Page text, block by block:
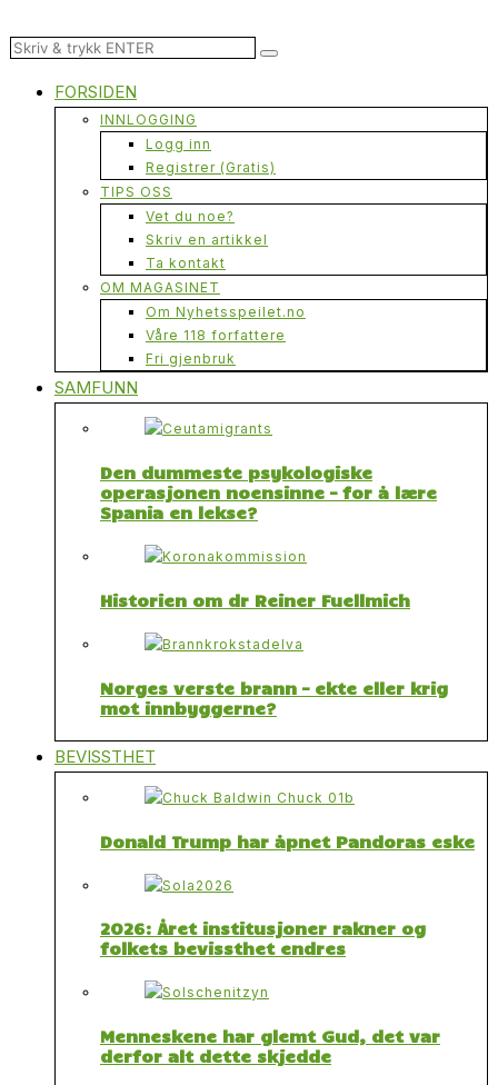
FORSIDEN
INNLOGGING
Logg inn
Registrer (Gratis)
TIPS OSS
Vet du noe?
Skriv en artikkel
Ta kontakt
OM MAGASINET
Om Nyhetsspeilet.no
Våre 118 forfattere
Fri gjenbruk
SAMFUNN
Den dummeste psykologiske
operasjonen noensinne – for å lære
Spania en lekse?
Historien om dr Reiner Fuellmich
Norges verste brann – ekte eller krig
mot innbyggerne?
BEVISSTHET
Donald Trump har åpnet Pandoras eske
2026: Året institusjoner rakner og
folkets bevissthet endres
Menneskene har glemt Gud, det var
derfor alt dette skjedde